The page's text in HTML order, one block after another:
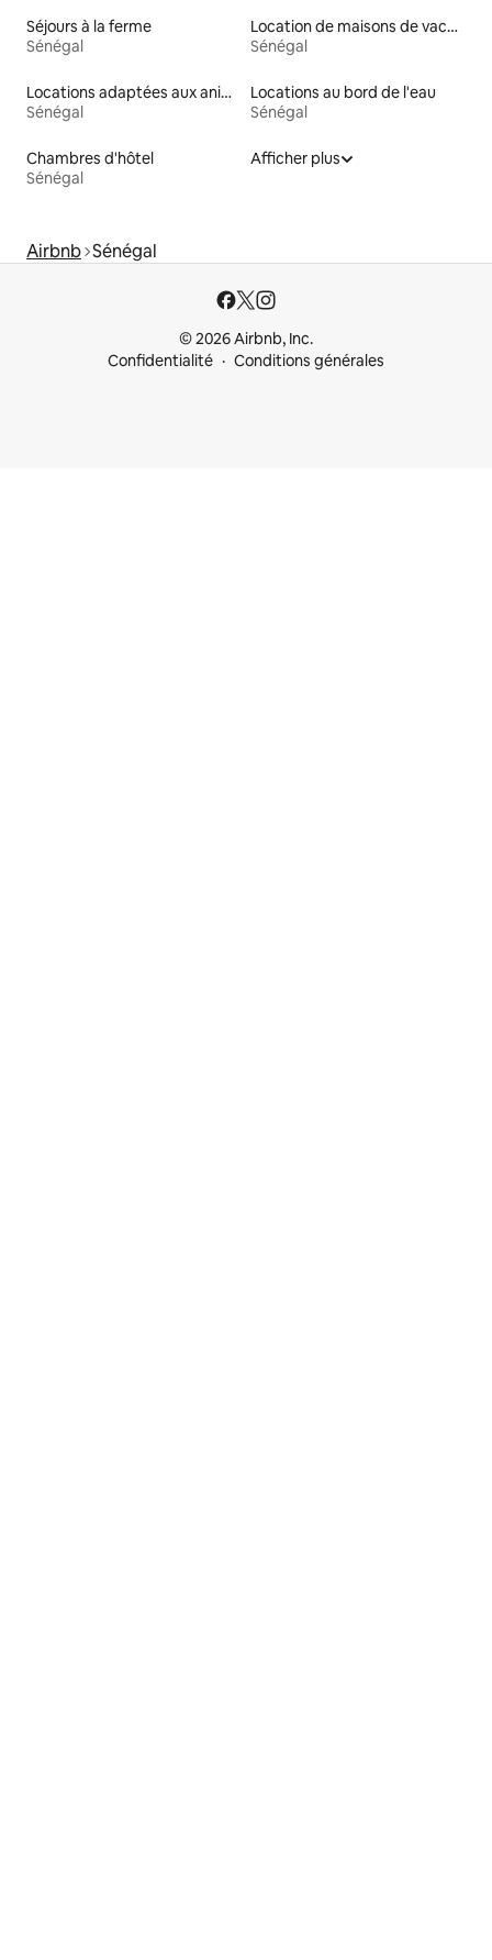
Séjours à la ferme
Sénégal
Location de maisons de vacances
Sénégal
Locations adaptées aux animaux
Sénégal
Locations au bord de l'eau
Sénégal
Chambres d'hôtel
Sénégal
Afficher plus
Airbnb Sénégal
© 2026 Airbnb, Inc.
Confidentialité
Conditions générales